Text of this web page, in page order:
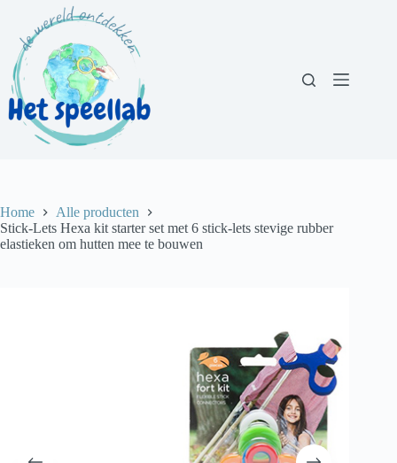
inhoud
Home
Alle producten
Stick-Lets Hexa kit starter set met 6 stick-lets stevige rubber
elastieken om hutten mee te bouwen